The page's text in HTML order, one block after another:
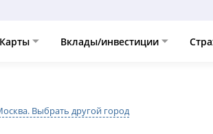
Карты Вклады/инвестиции
Выбрать другой город